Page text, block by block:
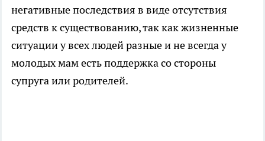
негативные последствия в виде отсутствия
средств к существованию, так как жизненные
ситуации у всех людей разные и не всегда у
молодых мам есть поддержка со стороны
супруга или родителей.